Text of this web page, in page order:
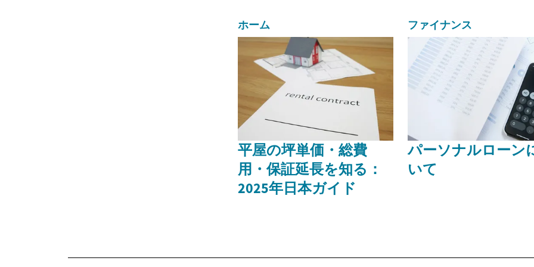
ホーム
平屋の坪単価・総費
用・保証延長を知る：
2025年日本ガイド
ファイナンス
パーソナルローン
いて